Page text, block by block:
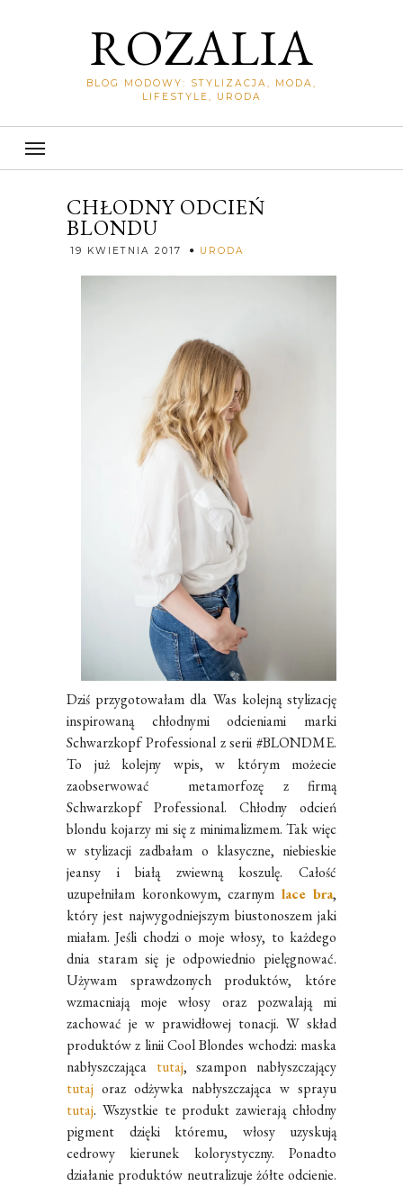
ROZALIA
BLOG MODOWY: STYLIZACJA, MODA,
LIFESTYLE, URODA
CHŁODNY ODCIEŃ
BLONDU
19 KWIETNIA 2017 URODA
Dziś przygotowałam dla Was kolejną stylizację
inspirowaną chłodnymi odcieniami marki
Schwarzkopf Professional z serii #BLONDME.
To już kolejny wpis, w którym możecie
zaobserwować metamorfozę z firmą
Schwarzkopf Professional. Chłodny odcień
blondu kojarzy mi się z minimalizmem. Tak więc
w stylizacji zadbałam o klasyczne, niebieskie
jeansy i białą zwiewną koszulę. Całość
uzupełniłam koronkowym, czarnym lace bra,
który jest najwygodniejszym biustonoszem jaki
miałam. Jeśli chodzi o moje włosy, to każdego
dnia staram się je odpowiednio pielęgnować.
Używam sprawdzonych produktów, które
wzmacniają moje włosy oraz pozwalają mi
zachować je w prawidłowej tonacji. W skład
produktów z linii Cool Blondes wchodzi: maska
nabłyszczająca tutaj, szampon nabłyszczający
tutaj oraz odżywka nabłyszczająca w sprayu
tutaj. Wszystkie te produkt zawierają chłodny
pigment dzięki któremu, włosy uzyskują
cedrowy kierunek kolorystyczny. Ponadto
działanie produktów neutralizuje żółte odcienie.